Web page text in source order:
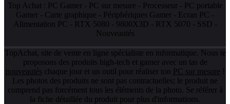
Top Achat : PC Gamer- PC sur mesure - Processeur- PC portable
Gamer - Carte graphique - Périphériques Gamer - Ecran PC -
Alimentation PC - RTX 5080 - 9800X3D - RTX 5070 - SSD -
Nouveautés
TopAchat, site de vente en ligne spécialiste en informatique. Nous te
proposons des produits high-tech et gamer avec un tas de
nouveautés chaque jour et un outil pour réaliser ton PC sur mesure !
Les photos des produits ne sont pas contractuelles; le produit ne
comprend pas forcément tous les éléments de la photo. Se référer à
la fiche détaillée du produit pour plus d'informations.